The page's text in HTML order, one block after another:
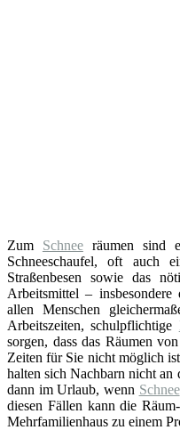
Zum Schneeräumen sind
Schneeschaufel, oft auch
Straßenbesen sowie das
Arbeitsmittel –
allen Menschen
Arbeitszeiten, schulpflichtige
sorgen, dass das Räumen
Zeiten für Sie nicht möglich
halten sich Nachbarn nicht an
dann im Urlaub, wenn Schnee
diesen Fällen kann die
Mehrfamilienhaus zu einem